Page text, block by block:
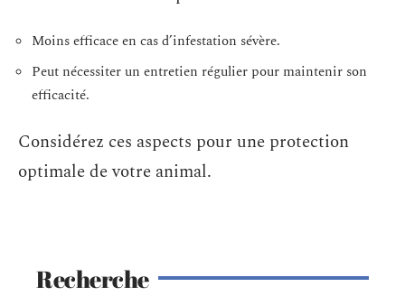
Moins efficace en cas d’infestation sévère.
Peut nécessiter un entretien régulier pour maintenir son
efficacité.
Considérez ces aspects pour une protection
optimale de votre animal.
Recherche